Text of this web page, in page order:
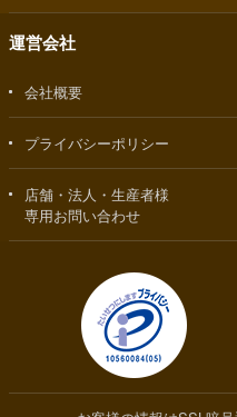
運営会社
会社概要
プライバシーポリシー
店舗・法人・生産者様
専用お問い合わせ